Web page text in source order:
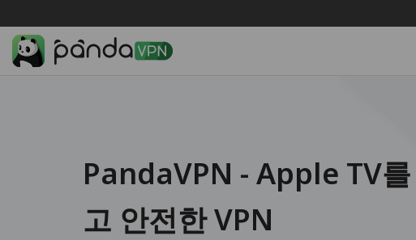
PandaVPN - Apple TV
고 안전한 VPN